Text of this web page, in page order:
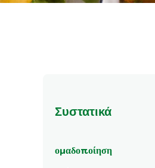
Συστατικά
ομαδοποίηση